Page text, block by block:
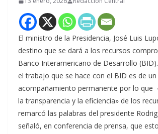
El ministro de la Presidencia, José Luis
destino que se dará a los recursos
Banco Interamericano de Desarrollo
el trabajo que se hace con el BID es de un
acompañamiento permanente por lo que
la transparencia y la eficiencia» de los
remarcó las palabras del presidente
señaló, en conferencia de prensa, que